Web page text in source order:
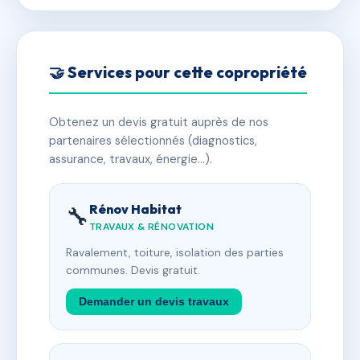
🤝 Services pour cette copropriété
Obtenez un devis gratuit auprès de nos
partenaires sélectionnés (diagnostics,
assurance, travaux, énergie…).
🔧 Rénov Habitat
TRAVAUX & RÉNOVATION
Ravalement, toiture, isolation des parties
communes. Devis gratuit.
Demander un devis travaux